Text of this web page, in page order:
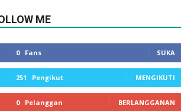
ME
0 Fans SUKA
251 Pengikut MENGIKUTI
0 Pelanggan BERLANGGANAN